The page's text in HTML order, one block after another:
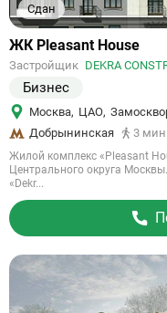
Сдан
Ссылка
объект
ЖК Pleasant House
Застройщик DEKRA
Бизнес
Москва, ЦАО,
Добрынинская
3
Жилой комплекс «Pleasant
Центрального округа
«Dekr...